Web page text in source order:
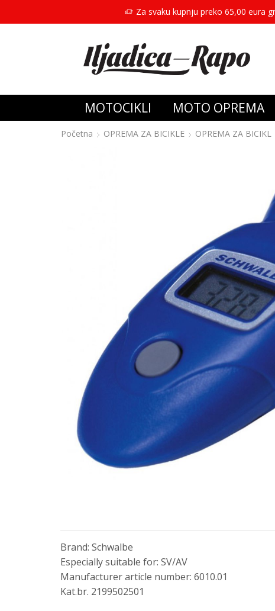
Za svaku kupnju preko 65,00 eura
MOTOCIKLI MOTO OPREMA
Početna OPREMA ZA BICIKLE OPREMA ZA BICIKL
Brand: Schwalbe
Especially suitable for: SV/AV
Manufacturer article number: 6010.01
Kat.br. 2199502501